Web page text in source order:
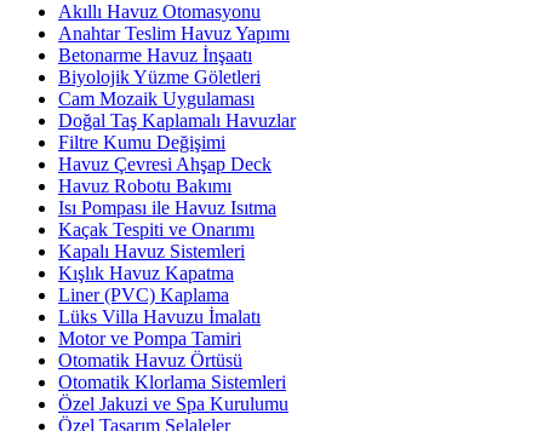
Akıllı Havuz Otomasyonu
Anahtar Teslim Havuz Yapımı
Betonarme Havuz İnşaatı
Biyolojik Yüzme Göletleri
Cam Mozaik Uygulaması
Doğal Taş Kaplamalı Havuzlar
Filtre Kumu Değişimi
Havuz Çevresi Ahşap Deck
Havuz Robotu Bakımı
Isı Pompası ile Havuz Isıtma
Kaçak Tespiti ve Onarımı
Kapalı Havuz Sistemleri
Kışlık Havuz Kapatma
Liner (PVC) Kaplama
Lüks Villa Havuzu İmalatı
Motor ve Pompa Tamiri
Otomatik Havuz Örtüsü
Otomatik Klorlama Sistemleri
Özel Jakuzi ve Spa Kurulumu
Özel Tasarım Şelaleler